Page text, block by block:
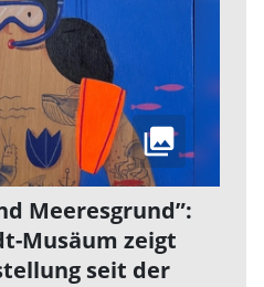
Meeresgrund”:
Musäum zeigt
seit der